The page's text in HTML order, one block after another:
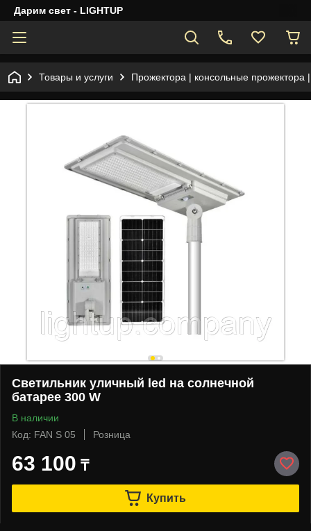
Дарим свет - LIGHTUP
Товары и услуги Прожектора | консольные прожектора
Светильник уличный led на солнечной
батарее 300 W
В наличии
Код: FAN S 05
Розница
63 100 ₸
Купить